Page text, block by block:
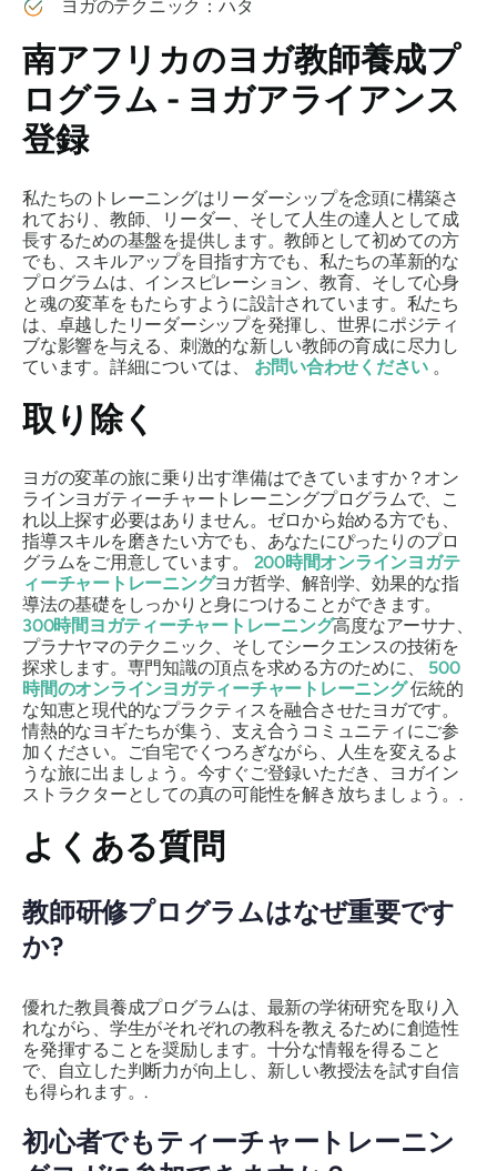
ヨガのテクニック：ハタ
南アフリカのヨガ教師養成プ
ログラム - ヨガアライアンス
登録
私たちのトレーニングはリーダーシップを念頭に構築さ
れており、教師、リーダー、そして人生の達人として成
長するための基盤を提供します。教師として初めての方
でも、スキルアップを目指す方でも、私たちの革新的な
プログラムは、インスピレーション、教育、そして心身
と魂の変革をもたらすように設計されています。私たち
は、卓越したリーダーシップを発揮し、世界にポジティ
ブな影響を与える、刺激的な新しい教師の育成に尽力し
ています。詳細については、 お問い合わせください 。
取り除く
ヨガの変革の旅に乗り出す準備はできていますか？オン
ラインヨガティーチャートレーニングプログラムで、こ
れ以上探す必要はありません。ゼロから始める方でも、
指導スキルを磨きたい方でも、あなたにぴったりのプロ
グラムをご用意しています。 200時間オンラインヨガテ
ィーチャートレーニングヨガ哲学、解剖学、効果的な指
導法の基礎をしっかりと身につけることができます。
300時間ヨガティーチャートレーニング高度なアーサナ、
プラナヤマのテクニック、そしてシークエンスの技術を
探求します。専門知識の頂点を求める方のために、 500
時間のオンラインヨガティーチャートレーニング伝統的
な知恵と現代的なプラクティスを融合させたヨガです。
情熱的なヨギたちが集う、支え合うコミュニティにご参
加ください。ご自宅でくつろぎながら、人生を変えるよ
うな旅に出ましょう。今すぐご登録いただき、ヨガイン
ストラクターとしての真の可能性を解き放ちましょう。.
よくある質問
教師研修プログラムはなぜ重要です
か?
優れた教員養成プログラムは、最新の学術研究を取り入
れながら、学生がそれぞれの教科を教えるために創造性
を発揮することを奨励します。十分な情報を得ること
で、自立した判断力が向上し、新しい教授法を試す自信
も得られます。.
初心者でもティーチャートレーニン